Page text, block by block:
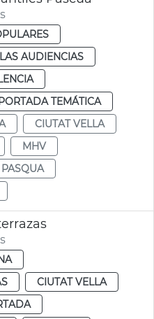
AUDIENCIAS
TEMÁTICA
CIUTAT VELLA
MHV
PASQUA
CIUTAT VELLA